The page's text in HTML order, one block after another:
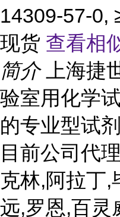
14309-57-0,
现货 查看相
简介
上海捷
验室用化学
的专业型试剂
目前公司代
克林,阿拉丁,
远,罗恩,百灵